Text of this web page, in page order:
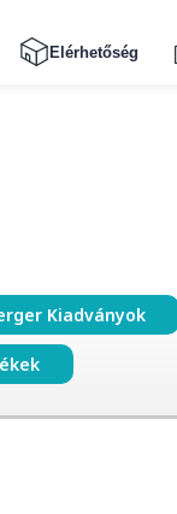
Elérhetőség
Kiadványok